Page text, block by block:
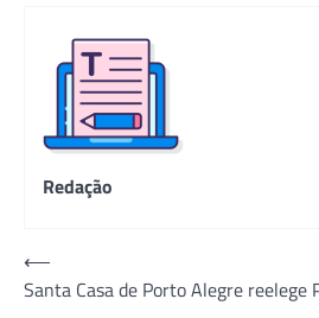
Redação
Navegação
de
⟵
Santa Casa de Porto Alegre reelege